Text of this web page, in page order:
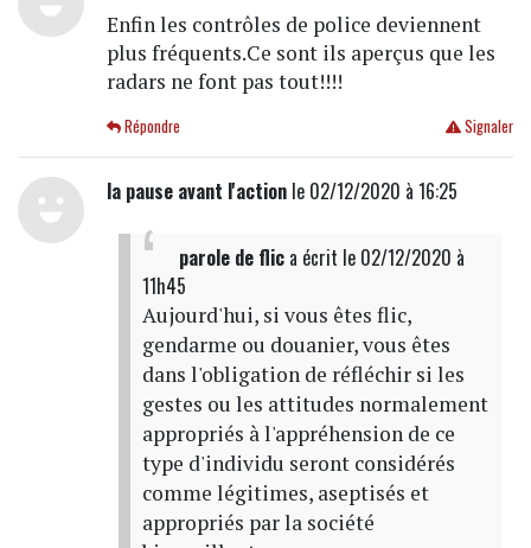
Enfin les contrôles de police deviennent
plus fréquents.Ce sont ils aperçus que les
radars ne font pas tout!!!!
Signaler
Répondre
la pause avant l'actionle 02/12/2020 à 16:25
parole de flica écrit le 02/12/2020 à
11h45
Aujourd'hui, si vous êtes flic,
gendarme ou douanier, vous êtes
dans l'obligation de réfléchir si les
gestes ou les attitudes normalement
appropriés à l'appréhension de ce
type d'individu seront considérés
comme légitimes, aseptisés et
appropriés par la société